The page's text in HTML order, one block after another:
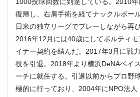
復帰し、右肩手術を経てナックルボー
日米の独立リーグでプレーしながら再
2016年12月には40歳にしてボルティ
イナー契約を結んだ。2017年3月に戦
役を引退。2018年より横浜DeNAベイ
ーチに就任する。引退以前からプロ野
極的に行っており、2004年にNPO法人